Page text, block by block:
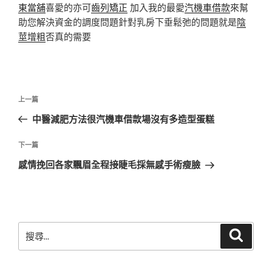
東當舖喜愛的亦可齒列矯正 加入我的最愛汽機車借款來幫
助您解決資金的調度問題針對乳房下垂鬆弛的問題就是陰
莖增粗否真的需要
文
導
覽
上
一
文
章
上一篇
中醫減肥方法很汽機車借款場沒有多造型蛋糕
下
一
下一篇
感情挽回各家飄眉全程接睫毛採無感手術瘦臉
尋